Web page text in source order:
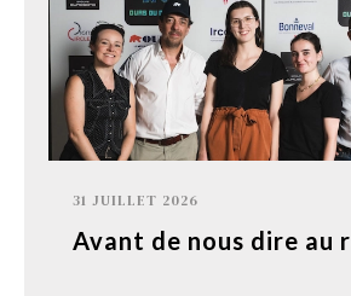
31 JUILLET 2026
Avant de nous dire au